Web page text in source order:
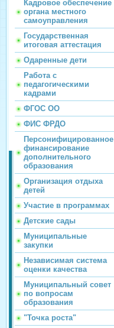
Кадровое обеспечение
органа местного
самоуправления
Государственная
итоговая аттестация
Одаренные дети
Работа с
педагогическими
кадрами
ФГОС ОО
ФИС ФРДО
Персонифицированное
финансирование
дополнительного
образования
Организация отдыха
детей
Участие в программах
Детские сады
Муниципальные
закупки
Независимая система
оценки качества
Муниципальный совет
по вопросам
образования
"Точка роста"